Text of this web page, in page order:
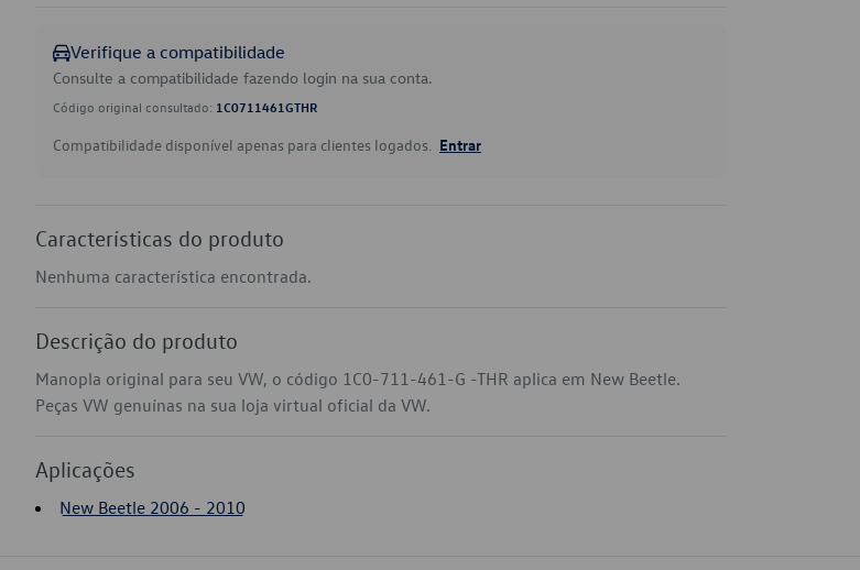
Verifique a compatibilidade
Consulte a compatibilidade fazendo login na sua conta.
Código original consultado: 1C0711461GTHR
Compatibilidade disponível apenas para clientes logados. Entrar
Características do produto
Nenhuma característica encontrada.
Descrição do produto
Manopla original para seu VW, o código 1C0-711-461-G -THR aplica em New Beetle.
Peças VW genuínas na sua loja virtual oficial da VW.
Aplicações
New Beetle 2006 - 2010